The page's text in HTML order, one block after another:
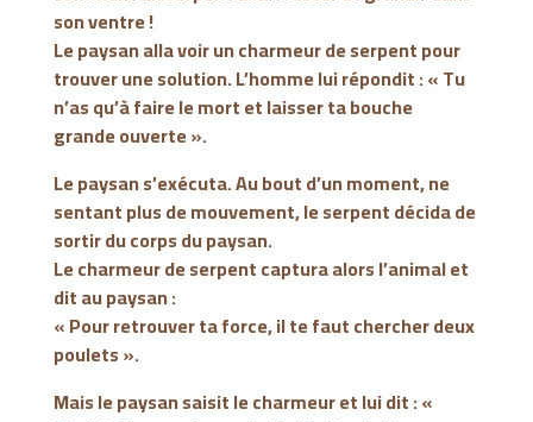
son ventre !
Le paysan alla voir un charmeur de serpent pour
trouver une solution. L’homme lui répondit : « Tu
n’as qu’à faire le mort et laisser ta bouche
grande ouverte ».
Le paysan s’exécuta. Au bout d’un moment, ne
sentant plus de mouvement, le serpent décida de
sortir du corps du paysan.
Le charmeur de serpent captura alors l’animal et
dit au paysan :
« Pour retrouver ta force, il te faut chercher deux
poulets ».
Mais le paysan saisit le charmeur et lui dit : «